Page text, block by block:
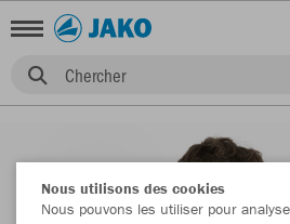
Chercher
Nous utilisons des cookies
Nous pouvons les utiliser pour